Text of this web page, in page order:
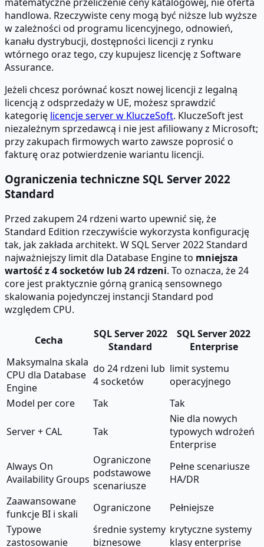
handlowa. Rzeczywiste ceny mogą być niższe lub wyższe
w zależności od programu licencyjnego, odnowień,
kanału dystrybucji, dostępności licencji z rynku
wtórnego oraz tego, czy kupujesz licencję z Software
Assurance.
Jeżeli chcesz porównać koszt nowej licencji z legalną
licencją z odsprzedaży w UE, możesz sprawdzić
kategorię licencje server w KluczeSoft. KluczeSoft jest
niezależnym sprzedawcą i nie jest afiliowany z Microsoft;
przy zakupach firmowych warto zawsze poprosić o
fakturę oraz potwierdzenie wariantu licencji.
Ograniczenia techniczne SQL Server 2022
Standard
Przed zakupem 24 rdzeni warto upewnić się, że
Standard Edition rzeczywiście wykorzysta konfigurację
tak, jak zakłada architekt. W SQL Server 2022 Standard
najważniejszy limit dla Database Engine to mniejsza
wartość z 4 socketów lub 24 rdzeni. To oznacza, że 24
core jest praktycznie górną granicą sensownego
skalowania pojedynczej instancji Standard pod
względem CPU.
Cecha
SQL Server 2022
Standard
SQL Server 2022
Enterprise
Maksymalna skala
CPU dla Database
Engine
do 24 rdzeni lub
4 socketów
limit systemu
operacyjnego
Model per core
Tak Tak
Server + CAL Tak
Nie dla nowych
typowych wdrożeń
Enterprise
Always On
Availability Groups
Ograniczone
podstawowe
scenariusze
Pełne scenariusze
HA/DR
Zaawansowane
funkcje BI i skali
Ograniczone
Pełniejsze
Typowe
zastosowanie
średnie systemy
biznesowe
krytyczne systemy
klasy enterprise